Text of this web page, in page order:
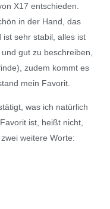
X17 entschieden.
in der Hand, das
ist sehr stabil, alles ist
gut zu beschreiben,
zudem kommt es
mein Favorit.
was ich natürlich
ist, heißt nicht,
weitere Worte: